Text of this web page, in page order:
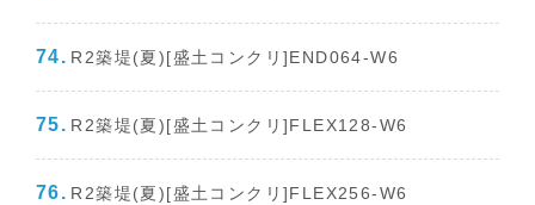
R2築堤(夏)[盛土コンクリ]END064-W6
R2築堤(夏)[盛土コンクリ]FLEX128-W6
R2築堤(夏)[盛土コンクリ]FLEX256-W6